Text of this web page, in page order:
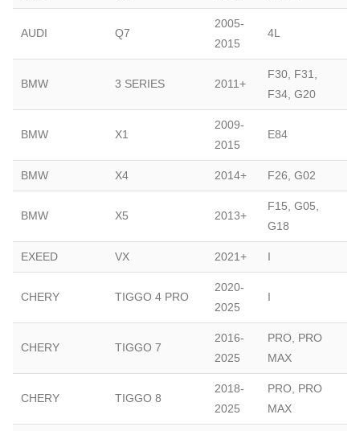
AUDI Q7
2005-
2015
4L
BMW 3 SERIES 2011+
F30, F31,
F34, G20
BMW X1
2009-
2015
E84
BMW X4 2014+ F26, G02
BMW X5 2013+
F15, G05,
G18
EXEED VX 2021+ I
CHERY TIGGO 4 PRO
2020-
2025
I
CHERY TIGGO 7
2016-
2025
PRO, PRO
MAX
CHERY TIGGO 8
2018-
2025
PRO, PRO
MAX